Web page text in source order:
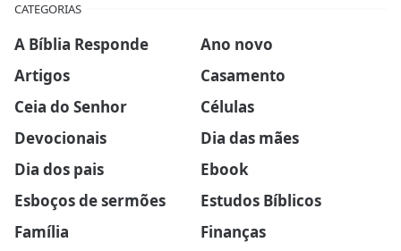
CATEGORIAS
A Bíblia Responde
Ano novo
Artigos
Casamento
Ceia do Senhor
Células
Devocionais
Dia das mães
Dia dos pais
Ebook
Esboços de sermões
Estudos Bíblicos
Família
Finanças